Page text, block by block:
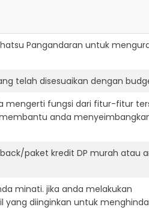
Pangandaran untuk
telah disesuaikan dengan
mengerti fungsi dari fitur-fitur
anda
paket kredit DP murah atau
minati. jika anda melakukan
diinginkan untuk